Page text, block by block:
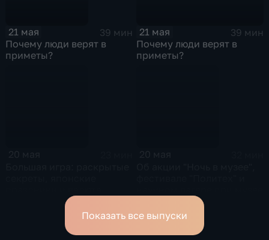
21 мая
39 мин
Почему люди верят в
приметы?
21 мая
39 мин
Почему люди верят в
приметы?
Показать все выпуски